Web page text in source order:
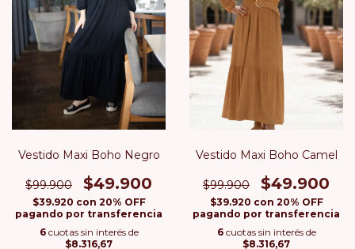
Vestido Maxi Boho Negro
$99.900 $49.900
$39.920 con 20% OFF
pagando por transferencia
6 cuotas sin interés de
$8.316,67
Vestido Maxi Boho Camel
$99.900 $49.900
$39.920 con 20% OFF
pagando por transferencia
6 cuotas sin interés de
$8.316,67